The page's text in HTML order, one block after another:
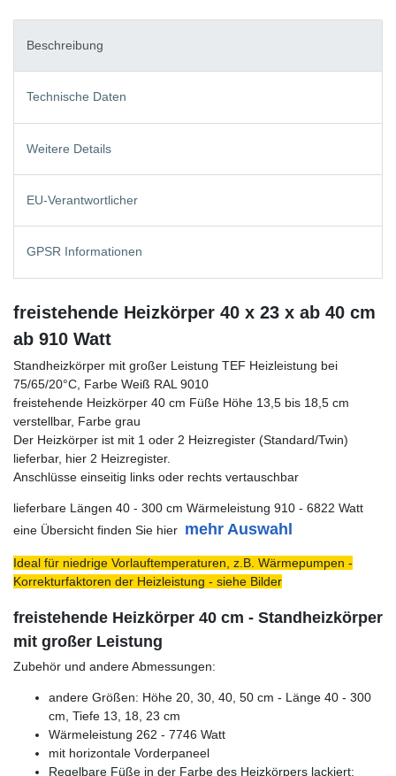
Beschreibung
Technische Daten
Weitere Details
EU-Verantwortlicher
GPSR Informationen
freistehende Heizkörper 40 x 23 x ab 40 cm
ab 910 Watt
Standheizkörper mit großer Leistung TEF Heizleistung bei
75/65/20°C, Farbe Weiß RAL 9010
freistehende Heizkörper 40 cm Füße Höhe 13,5 bis 18,5 cm
verstellbar, Farbe grau
Der Heizkörper ist mit 1 oder 2 Heizregister (Standard/Twin)
lieferbar, hier 2 Heizregister.
Anschlüsse einseitig links oder rechts vertauschbar
lieferbare Längen 40 - 300 cm Wärmeleistung 910 - 6822 Watt
eine Übersicht finden Sie hier mehr Auswahl
Ideal für niedrige Vorlauftemperaturen, z.B. Wärmepumpen -
Korrekturfaktoren der Heizleistung - siehe Bilder
freistehende Heizkörper 40 cm - Standheizkörper
mit großer Leistung
Zubehör und andere Abmessungen:
andere Größen: Höhe 20, 30, 40, 50 cm - Länge 40 - 300
cm, Tiefe 13, 18, 23 cm
Wärmeleistung 262 - 7746 Watt
mit horizontale Vorderpaneel
Regelbare Füße in der Farbe des Heizkörpers lackiert: